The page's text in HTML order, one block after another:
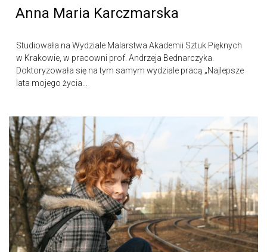
Anna Maria Karczmarska
Studiowała na Wydziale Malarstwa Akademii Sztuk Pięknych
w Krakowie, w pracowni prof. Andrzeja Bednarczyka.
Doktoryzowała się na tym samym wydziale pracą „Najlepsze
lata mojego życia...